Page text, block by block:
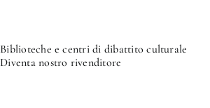
Biblioteche e centri di dibattito culturale
Diventa nostro rivenditore